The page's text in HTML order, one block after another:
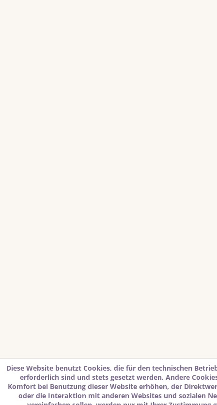
Diese Website benutzt Cookies, die für den technischen
erforderlich sind und stets gesetzt werden. Andere
Komfort bei Benutzung dieser Website erhöhen, der
oder die Interaktion mit anderen Websites und sozialen